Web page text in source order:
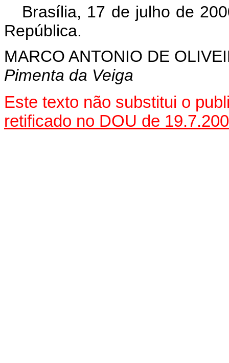
Brasília, 17 de julho de
República.
MARCO ANTONIO DE
Pimenta da Veiga
Este texto não substitui o
retificado no DOU de